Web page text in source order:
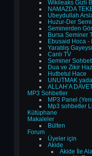
Wikileaks Gizli
NAMAZDA
Ubeydullah
Huzur-Der
Seminerden
Bursa Seminer
Ebusaid Hoca -
Yaratılış Gayeysi
Canlı TV
Seminer
Dua ve Zikir
Hutbetul Hace
UNUTMAK
ALLAH’A
MP3 Sohbetler
MP3 Panel
Mp3 sohbetler
Kütüphane
Makaleler
Bülten
Forum
Üyeler için
Akide
Akide İle